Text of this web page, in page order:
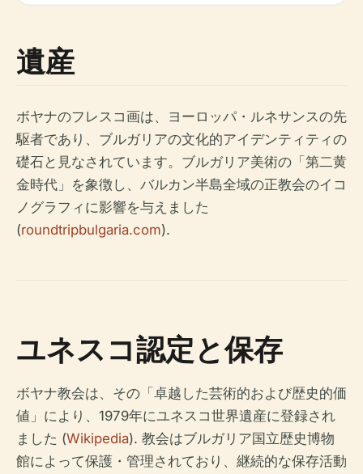
遺産
ボヤナのフレスコ画は、ヨーロッパ・ルネサンスの先
駆者であり、ブルガリアの文化的アイデンティティの
礎石と見なされています。ブルガリア美術の「第二黄
金時代」を象徴し、バルカン半島全域の正教会のイコ
ノグラフィに影響を与えました
(roundtripbulgaria.com).
ユネスコ認定と保存
ボヤナ教会は、その「卓越した芸術的および歴史的価
値」により、1979年にユネスコ世界遺産に登録され
ました (Wikipedia). 教会はブルガリア国立歴史博物
館によって保護・管理されており、継続的な保存活動